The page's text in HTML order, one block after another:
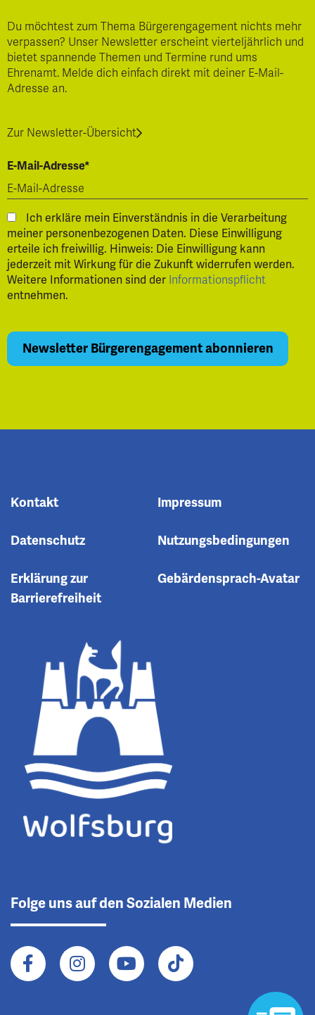
Du möchtest zum Thema Bürgerengagement nichts mehr
verpassen? Unser Newsletter erscheint vierteljährlich und
bietet spannende Themen und Termine rund ums
Ehrenamt. Melde dich einfach direkt mit deiner E-Mail-
Adresse an.
Zur Newsletter-Übersicht
E-Mail-Adresse*
Ich erkläre mein Einverständnis in die Verarbeitung
meiner personenbezogenen Daten. Diese Einwilligung
erteile ich freiwillig. Hinweis: Die Einwilligung kann
jederzeit mit Wirkung für die Zukunft widerrufen werden.
Weitere Informationen sind der Informationspflicht
entnehmen.
Kontakt Impressum
Datenschutz Nutzungsbedingungen
Erklärung zur
Barrierefreiheit
Gebärdensprach-Avatar
Folge uns auf den Sozialen Medien